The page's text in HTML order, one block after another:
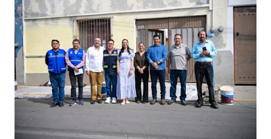
quienes ya han tenido relaciones sexuales no son expertos
o expertas en el tema. Siempre hay algo nuevo que
aprender y nuevas experiencias que conocer. Si eres una
chica y aún no has tenido relaciones sexuales, tal vez
pienses que el sexo será increíble y no puedas esperar para
experimentarlo, pero como cualquier persona con
experiencia te dirá, siempre es mejor cuando ambas partes
son suficientemen...